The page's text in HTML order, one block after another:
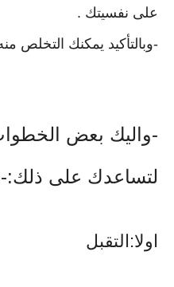
على نفسيتك .
-وبالتأكيد يمكنك التخلص
-واليك بعض
لتساعدك على ذلك:-
اولا:التقبل